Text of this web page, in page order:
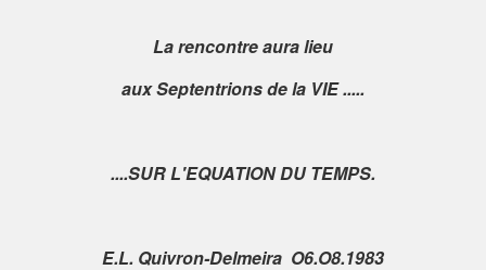
La rencontre aura lieu
aux Septentrions de la VIE .....
....SUR L'EQUATION DU TEMPS.
E.L. Quivron-Delmeira O6.O8.1983